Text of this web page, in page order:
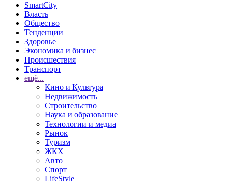
SmartCity
Власть
Общество
Тенденции
Здоровье
Экономика и бизнес
Происшествия
Транспорт
ещё...
Кино и Культура
Недвижимость
Строительство
Наука и образование
Технологии и медиа
Рынок
Туризм
ЖКХ
Авто
Спорт
LifeStyle